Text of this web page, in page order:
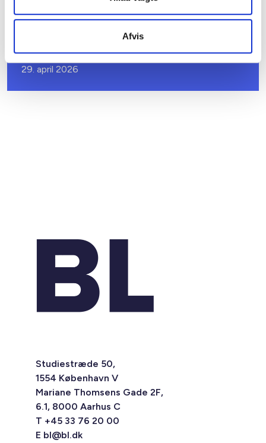
Afvis
Materialer til nye afdelingsmøder
29. april 2026
Studiestræde 50,
1554 København V
Mariane Thomsens Gade 2F,
6.1, 8000 Aarhus C
T +45 33 76 20 00
E bl@bl.dk